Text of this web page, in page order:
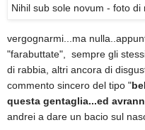
Nihil sub sole novum - foto di
vergognarmi...ma
"farabuttate", sempre gli
di rabbia, altri ancora di
commento sincero del tipo "
questa gentaglia...ed
andrei a dare un bacio sul